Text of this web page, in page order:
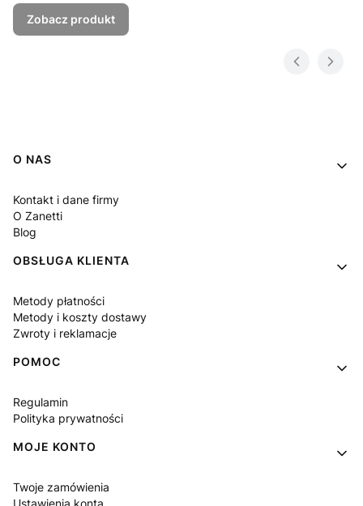
Zobacz produkt
Linki w stopce
O NAS
Kontakt i dane firmy
O Zanetti
Blog
OBSŁUGA KLIENTA
Metody płatności
Metody i koszty dostawy
Zwroty i reklamacje
POMOC
Regulamin
Polityka prywatności
MOJE KONTO
Twoje zamówienia
Ustawienia konta